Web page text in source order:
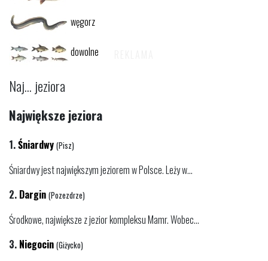
węgorz
dowolne
Naj... jeziora
Największe jeziora
1.Śniardwy (Pisz)
Śniardwy jest największym jeziorem w Polsce. Leży w...
2. Dargin (Pozezdrze)
Środkowe, największe z jezior kompleksu Mamr. Wobec...
3. Niegocin (Giżycko)